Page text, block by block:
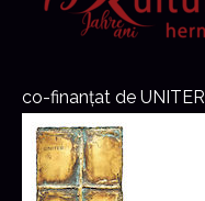
co-finanțat de UNITER